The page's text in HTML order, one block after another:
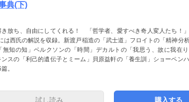
典(下)
放ち、自由にしてくれる！ 「哲学者、愛すべき奇人変人たち！」
西氏の解説を収録。新渡戸稲造の「武士道」フロイトの「精神分
無知の知」ベルクソンの「時間」デカルトの「我思う、故に我在
ンスの「利己的遺伝子とミーム」貝原益軒の「養生訓」ショーペン
。
試し読み 購入する